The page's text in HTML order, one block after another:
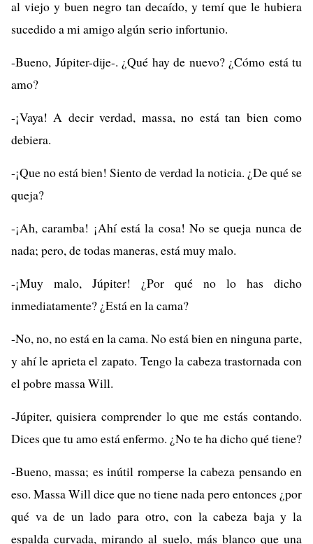
al viejo y buen negro tan decaído, y temí que le hubiera
sucedido a mi amigo algún serio infortunio.
-Bueno, Júpiter-dije-. ¿Qué hay de nuevo? ¿Cómo está tu
amo?
-¡Vaya! A decir verdad, massa, no está tan bien como
debiera.
-¡Que no está bien! Siento de verdad la noticia. ¿De qué se
queja?
-¡Ah, caramba! ¡Ahí está la cosa! No se queja nunca de
nada; pero, de todas maneras, está muy malo.
-¡Muy malo, Júpiter! ¿Por qué no lo has dicho
inmediatamente? ¿Está en la cama?
-No, no, no está en la cama. No está bien en ninguna parte,
y ahí le aprieta el zapato. Tengo la cabeza trastornada con
el pobre massa Will.
-Júpiter, quisiera comprender lo que me estás contando.
Dices que tu amo está enfermo. ¿No te ha dicho qué tiene?
-Bueno, massa; es inútil romperse la cabeza pensando en
eso. Massa Will dice que no tiene nada pero entonces ¿por
qué va de un lado para otro, con la cabeza baja y la
espalda curvada, mirando al suelo, más blanco que una